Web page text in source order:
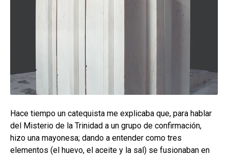
ESP
Hace tiempo un catequista me explicaba que, para hablar
del Misterio de la Trinidad a un grupo de confirmación,
hizo una mayonesa; dando a entender como tres
elementos (el huevo, el aceite y la sal) se fusionaban en